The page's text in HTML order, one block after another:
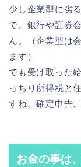
少し企業型に劣
で、銀行や証券
ん。（企業型は
ます）
でも受け取った
っちり所得税と
すね。確定申告
お金の事は